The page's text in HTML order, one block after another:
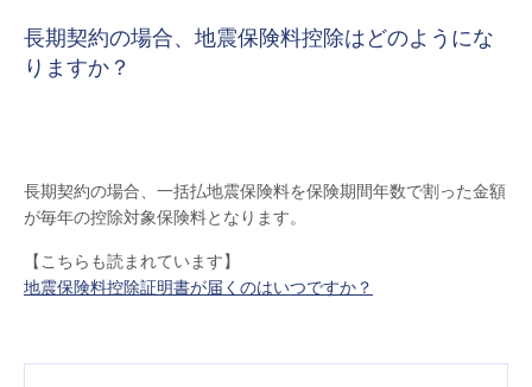
長期契約の場合、地震保険料控除はどのようにな
りますか？
長期契約の場合、一括払地震保険料を保険期間年数で割った金額
が毎年の控除対象保険料となります。
【こちらも読まれています】
地震保険料控除証明書が届くのはいつですか？